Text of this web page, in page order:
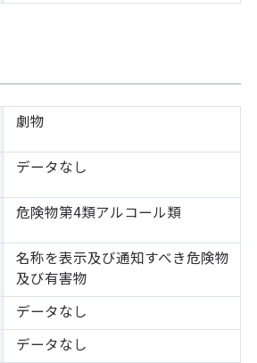
劇物
データなし
危険物第4類アルコール類
名称を表示及び通知すべき危険物
及び有害物
データなし
データなし